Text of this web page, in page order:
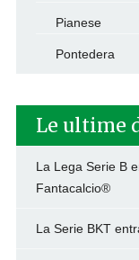
Pianese
Pontedera
Le ultime
La Lega Serie B
Fantacalcio®
La Serie BKT